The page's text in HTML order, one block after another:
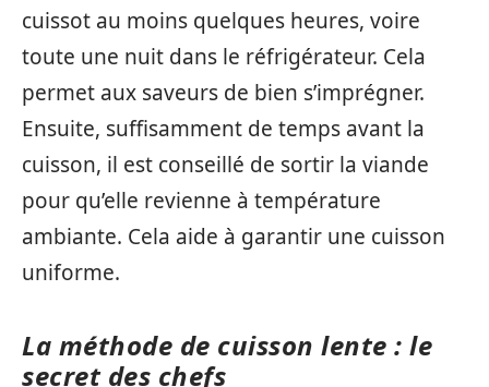
cuissot au moins quelques heures, voire
toute une nuit dans le réfrigérateur. Cela
permet aux saveurs de bien s’imprégner.
Ensuite, suffisamment de temps avant la
cuisson, il est conseillé de sortir la viande
pour qu’elle revienne à température
ambiante. Cela aide à garantir une cuisson
uniforme.
La méthode de cuisson lente : le
secret des chefs